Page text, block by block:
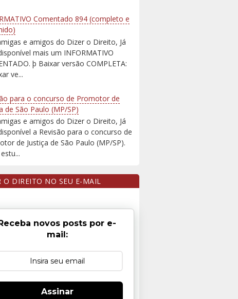
Comentado 894 (completo e
e amigos do Dizer o Direito, Já
mais um INFORMATIVO
þ Baixar versão COMPLETA:
ve...
para o concurso de Promotor de
de São Paulo (MP/SP)
e amigos do Dizer o Direito, Já
a Revisão para o concurso de
de Justiça de São Paulo (MP/SP).
O DIREITO NO SEU E-MAIL
Receba novos posts por e-
mail:
Assinar